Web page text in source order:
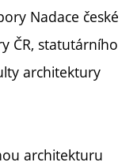
Nadace české
ČR, statutárního
architektury
architekturu